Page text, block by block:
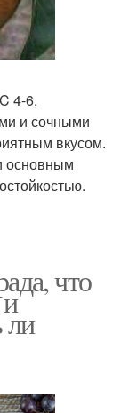
4-6,
и сочными
вкусом.
основным
что
ли